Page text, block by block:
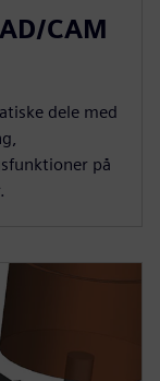
CAM
dele med
på